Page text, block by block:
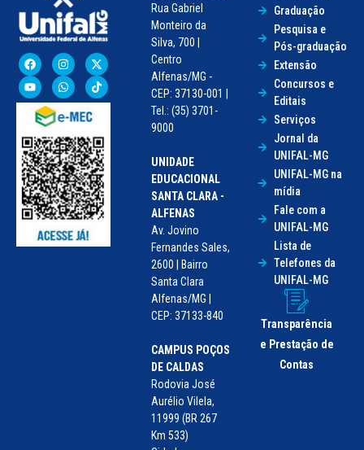
Rua Gabriel
Monteiro da
Silva, 700 |
Centro
Alfenas/MG -
CEP: 37130-001 |
Tel.: (35) 3701-
9000
UNIDADE
EDUCACIONAL
SANTA CLARA -
ALFENAS
Av. Jovino
Fernandes Sales,
2600 | Bairro
Santa Clara
Alfenas/MG |
CEP: 37133-840
CAMPUS POÇOS
DE CALDAS
Rodovia José
Aurélio Vilela,
11999 (BR 267
Km 533)
Graduação
Pesquisa e
Pós-graduação
Extensão
Concursos e
Editais
Serviços
Jornal da
UNIFAL-MG
UNIFAL-MG na
mídia
Fale com a
UNIFAL-MG
Lista de
Telefones da
UNIFAL-MG
Transparência
e Prestação de
Contas